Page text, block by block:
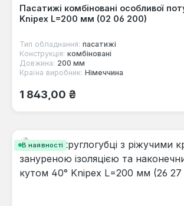
Пасатижі комбіновані особливої
Knipex L=200 мм (02 06 200)
Тип обладнання: пасатижі
Конструкція: комбіновані
Довжина: 200 мм
Країна виробник: Німеччина
Звичайна ціна:
1 843,00 ₴
В наявності